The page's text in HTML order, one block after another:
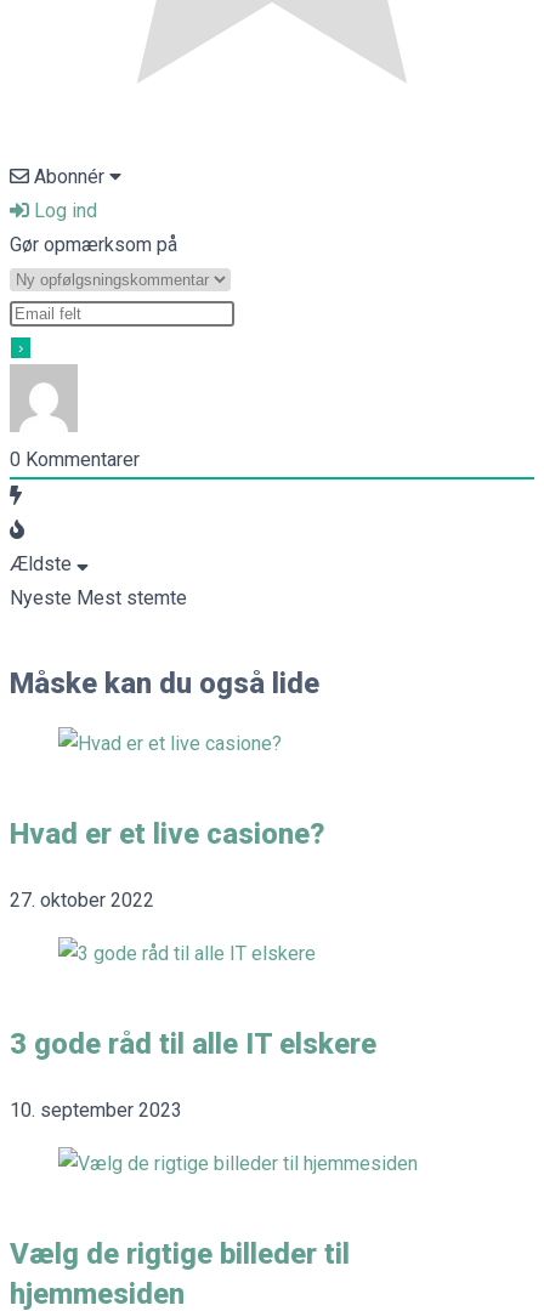
Abonnér
Log ind
Gør opmærksom på
0 Kommentarer
Ældste
Nyeste Mest stemte
Måske kan du også lide
Hvad er et live casione?
27. oktober 2022
3 gode råd til alle IT elskere
10. september 2023
Vælg de rigtige billeder til
hjemmesiden